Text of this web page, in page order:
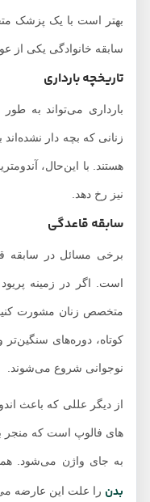
بهتر است با یک پزشک
سابقه خانوادگی یکی از عوامل
تاریخچه بارداری
بارداری می‌تواند به طور
زنانی که بچه دار نشده‌اند
هستند. با این‌حال،
نیز رخ‌ دهد.
سابقه قاعدگی
برخی مسائل در سابقه
است. اگر در زمینه پریود
متخصص زنان مشورت کنید.
کوتاه، دوره‌های سنگین‌تر و
نوجوانی شروع می‌شوند.
از دیگر عللی که باعث
های فالوپ است که منجر به
به جای واژن می‌شود.
را علت این عارضه